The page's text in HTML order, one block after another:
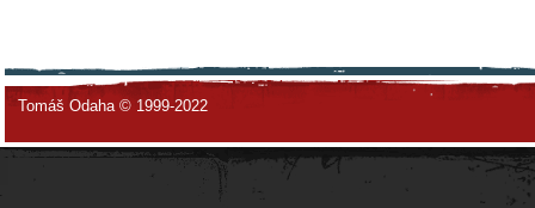
Tomáš Odaha © 1999-2022